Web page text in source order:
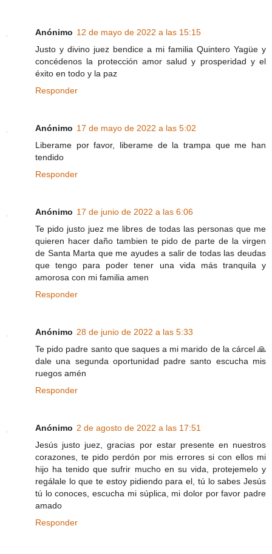
Anónimo 12 de mayo de 2022 a las 15:15
Justo y divino juez bendice a mi familia Quintero Yagüe y
concédenos la protección amor salud y prosperidad y el
éxito en todo y la paz
Responder
Anónimo 17 de mayo de 2022 a las 5:02
Liberame por favor, liberame de la trampa que me han
tendido
Responder
Anónimo 17 de junio de 2022 a las 6:06
Te pido justo juez me libres de todas las personas que me
quieren hacer daño tambien te pido de parte de la virgen
de Santa Marta que me ayudes a salir de todas las deudas
que tengo para poder tener una vida más tranquila y
amorosa con mi familia amen
Responder
Anónimo 28 de junio de 2022 a las 5:33
Te pido padre santo que saques a mi marido de la cárcel 🙏
dale una segunda oportunidad padre santo escucha mis
ruegos amén
Responder
Anónimo 2 de agosto de 2022 a las 17:51
Jesús justo juez, gracias por estar presente en nuestros
corazones, te pido perdón por mis errores si con ellos mi
hijo ha tenido que sufrir mucho en su vida, protejemelo y
regálale lo que te estoy pidiendo para el, tú lo sabes Jesús
tú lo conoces, escucha mi súplica, mi dolor por favor padre
amado
Responder